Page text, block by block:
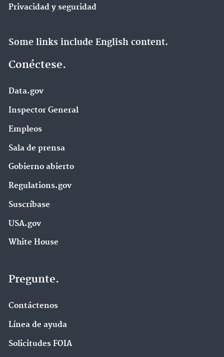
Privacidad y seguridad
Some links include English content.
Conéctese.
Data.gov
Inspector General
Empleos
Sala de prensa
Gobierno abierto
Regulations.gov
Suscríbase
USA.gov
White House
Pregunte.
Contáctenos
Línea de ayuda
Solicitudes FOIA